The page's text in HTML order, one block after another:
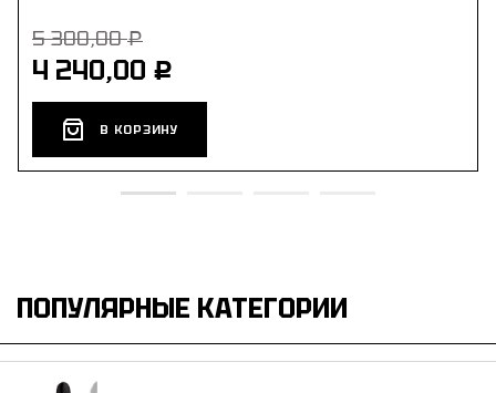
5 300,00 Р
4 240,00 Р
В КОРЗИНУ
ПОПУЛЯРНЫЕ КАТЕГОРИИ